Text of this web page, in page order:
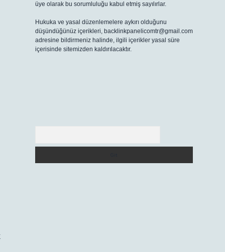
üye olarak bu sorumluluğu kabul etmiş sayılırlar.
Hukuka ve yasal düzenlemelere aykırı olduğunu
düşündüğünüz içerikleri, backlinkpanelicomtr@gmail.com
adresine bildirmeniz halinde, ilgili içerikler yasal süre
içerisinde sitemizden kaldırılacaktır.